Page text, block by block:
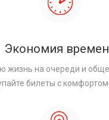
Экономия
жизнь на очереди и
билеты с